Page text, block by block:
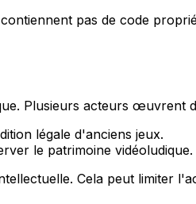
pas de code
Plusieurs acteurs œuvrent
légale d'anciens jeux.
le patrimoine vidéoludique.
Cela peut limiter